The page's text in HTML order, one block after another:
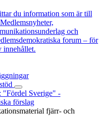
du information som är till
och
forum – för
innehållet.
"Fördel Sverige" -
förslag
fjärr- och